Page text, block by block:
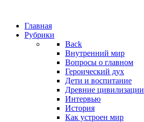
Главная
Рубрики
Back
Внутренний мир
Вопросы о главном
Героический дух
Дети и воспитание
Древние цивилизации
Интервью
История
Как устроен мир